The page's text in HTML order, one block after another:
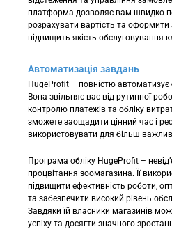
платформа дозволяє вам швидко
розрахувати вартість та
підвищить якість обслуговування
Автоматизація завдань
HugeProfit – повністю
Вона звільняє вас від рутинної
контролю платежів та обліку
зможете заощадити цінний час і
використовувати для більш
Програма обліку HugeProfit –
процвітання зоомагазина. Її
підвищити ефективність роботи,
та забезпечити високий рівень
Завдяки їй власники магазинів
успіху та досягти значного